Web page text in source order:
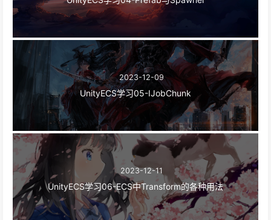
2023-12-09
UnityECS学习05-IJobChunk
2023-12-11
UnityECS学习06-ECS中Transform的各种用法